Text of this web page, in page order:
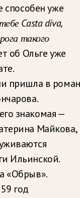
способен уже
Casta diva,
такого
об Ольге уже
пришла в роман
знакомая —
Майкова,
Ильинской.
«Обрыв».
год